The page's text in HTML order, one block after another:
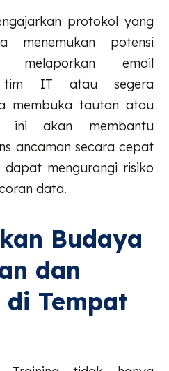
protokol yang
menemukan potensi
melaporkan email
tim IT atau segera
membuka tautan atau
ini akan membantu
ancaman secara cepat
mengurangi risiko
data.
Budaya
dan
di Tempat